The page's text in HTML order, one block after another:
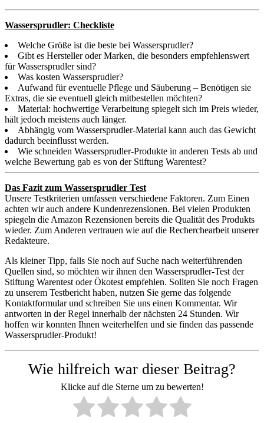
Wassersprudler: Checkliste
Welche Größe ist die beste bei Wassersprudler?
Gibt es Hersteller oder Marken, die besonders empfehlenswert
für Wassersprudler sind?
Was kosten Wassersprudler?
Aufwand für eventuelle Pflege und Säuberung – Benötigen sie
Extras, die sie eventuell gleich mitbestellen möchten?
Material: hochwertige Verarbeitung spiegelt sich im Preis wieder,
hält jedoch meistens auch länger.
Abhängig vom Wassersprudler-Material kann auch das Gewicht
dadurch beeinflusst werden.
Wie schneiden Wassersprudler-Produkte in anderen Tests ab und
welche Bewertung gab es von der Stiftung Warentest?
Das Fazit zum Wassersprudler Test
Unsere Testkriterien umfassen verschiedene Faktoren. Zum Einen
achten wir auch andere Kundenrezensionen. Bei vielen Produkten
spiegeln die Amazon Rezensionen bereits die Qualität des Produkts
wieder. Zum Anderen vertrauen wie auf die Recherchearbeit unserer
Redakteure.
Als kleiner Tipp, falls Sie noch auf Suche nach weiterführenden
Quellen sind, so möchten wir ihnen den Wassersprudler-Test der
Stiftung Warentest oder Ökotest empfehlen. Sollten Sie noch Fragen
zu unserem Testbericht haben, nutzen Sie gerne das folgende
Kontaktformular und schreiben Sie uns einen Kommentar. Wir
antworten in der Regel innerhalb der nächsten 24 Stunden. Wir
hoffen wir konnten Ihnen weiterhelfen und sie finden das passende
Wassersprudler-Produkt!
Wie hilfreich war dieser Beitrag?
Klicke auf die Sterne um zu bewerten!